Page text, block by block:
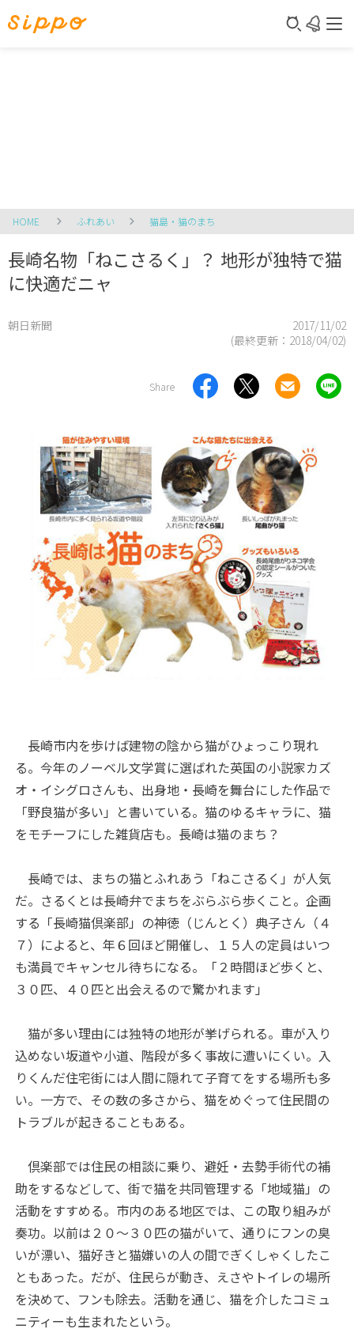
HOME ふれあい 猫島・猫のまち
長崎名物「ねこさるく」？ 地形が独特で猫
に快適だニャ
朝日新聞
2017/11/02
(最終更新： 2018/04/02)
Share
長崎市内を歩けば建物の陰から猫がひょっこり現れ
る。今年のノーベル文学賞に選ばれた英国の小説家カズ
オ・イシグロさんも、出身地・長崎を舞台にした作品で
「野良猫が多い」と書いている。猫のゆるキャラに、猫
をモチーフにした雑貨店も。長崎は猫のまち？
長崎では、まちの猫とふれあう「ねこさるく」が人気
だ。さるくとは長崎弁でまちをぶらぶら歩くこと。企画
する「長崎猫倶楽部」の神徳（じんとく）典子さん（４
７）によると、年６回ほど開催し、１５人の定員はいつ
も満員でキャンセル待ちになる。「２時間ほど歩くと、
３０匹、４０匹と出会えるので驚かれます」
猫が多い理由には独特の地形が挙げられる。車が入り
込めない坂道や小道、階段が多く事故に遭いにくい。入
りくんだ住宅街には人間に隠れて子育てをする場所も多
い。一方で、その数の多さから、猫をめぐって住民間の
トラブルが起きることもある。
倶楽部では住民の相談に乗り、避妊・去勢手術代の補
助をするなどして、街で猫を共同管理する「地域猫」の
活動をすすめる。市内のある地区では、この取り組みが
奏功。以前は２０～３０匹の猫がいて、通りにフンの臭
いが漂い、猫好きと猫嫌いの人の間でぎくしゃくしたこ
ともあった。だが、住民らが動き、えさやトイレの場所
を決めて、フンも除去。活動を通じ、猫を介したコミュ
ニティーも生まれたという。